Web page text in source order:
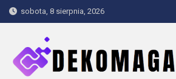
Skip
to
sobota, 8 sierpnia, 2026